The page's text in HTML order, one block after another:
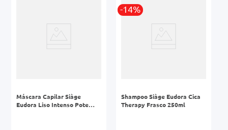
Máscara Capilar Siàge
Eudora Liso Intenso Pote
-14%
Shampoo Siàge Eudora Cica
Therapy Frasco 250ml